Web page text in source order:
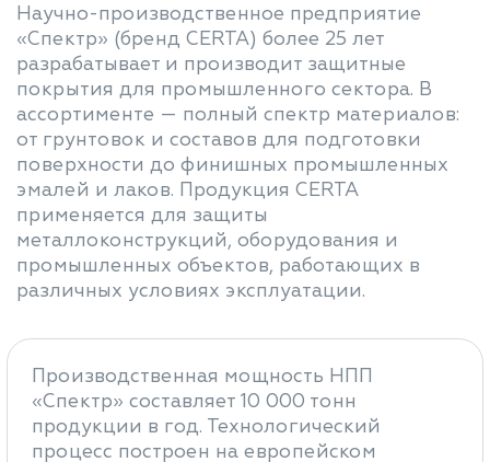
Научно-производственное предприятие
«Спектр» (бренд CERTA) более 25 лет
разрабатывает и производит защитные
покрытия для промышленного сектора. В
ассортименте — полный спектр материалов:
от грунтовок и составов для подготовки
поверхности до финишных промышленных
эмалей и лаков. Продукция CERTA
применяется для защиты
металлоконструкций, оборудования и
промышленных объектов, работающих в
различных условиях эксплуатации.
Производственная мощность НПП
«Спектр» составляет 10 000 тонн
продукции в год. Технологический
процесс построен на европейском